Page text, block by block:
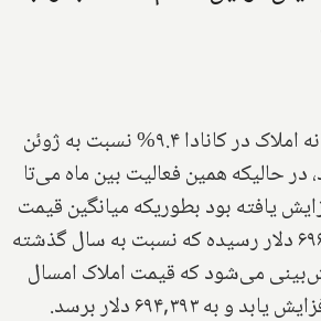
۱- فعالیت فروش ماهانه املاک در کانادا ۹.۴% نسبت به ژوئن
حالیکه همین فعالیت بین ماه می‌تا
۳.۷% افزایش یافته بود بطوریکه میانگین قیمت
خانه در ژوئن به ۶۹۶,۱۷۹ دلار رسیده که نسبت به سال گذشته
می‌شود که قیمت املاک امسال